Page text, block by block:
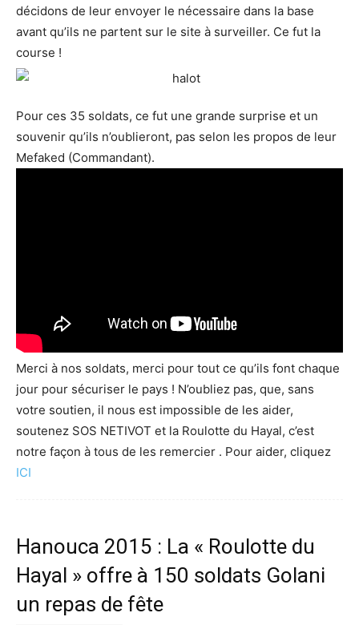
décidons de leur envoyer le nécessaire dans la base
avant qu’ils ne partent sur le site à surveiller. Ce fut la
course !
Pour ces 35 soldats, ce fut une grande surprise et un
souvenir qu’ils n’oublieront, pas selon les propos de leur
Mefaked (Commandant).
Merci à nos soldats, merci pour tout ce qu’ils font chaque
jour pour sécuriser le pays ! N’oubliez pas, que, sans
votre soutien, il nous est impossible de les aider,
soutenez SOS NETIVOT et la Roulotte du Hayal, c’est
notre façon à tous de les remercier . Pour aider, cliquez
ICI
Hanouca 2015 : La « Roulotte du
Hayal » offre à 150 soldats Golani
un repas de fête